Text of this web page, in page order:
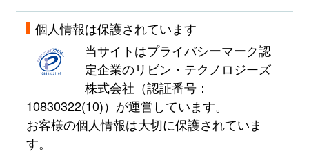
個人情報は保護されています
当サイトはプライバシーマーク認
定企業のリビン・テクノロジーズ
株式会社（認証番号：
10830322(10)）が運営しています。
お客様の個人情報は大切に保護されていま
す。